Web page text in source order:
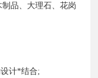
品、大理石、花岗
计*结合;